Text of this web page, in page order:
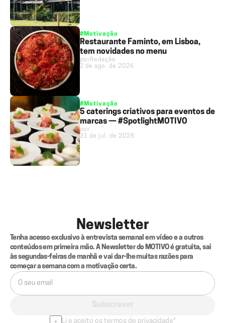
#Motivação
Restaurante Faminto, em Lisboa,
tem novidades no menu
por Redação
2 de ago. de 2026
#Motivação
5 caterings criativos para eventos de
marcas — #SpotlightMOTIVO
por
31 de jul. de 2026
Newsletter
Tenha acesso exclusivo à entrevista semanal em vídeo e a outros
conteúdos em primeira mão. A Newsletter do MOTIVO é gratuita, sai
às segundas-feiras de manhã e vai dar-lhe muitas razões para
começar a semana com a motivação certa.
Li e aceito os termos de privacidade*